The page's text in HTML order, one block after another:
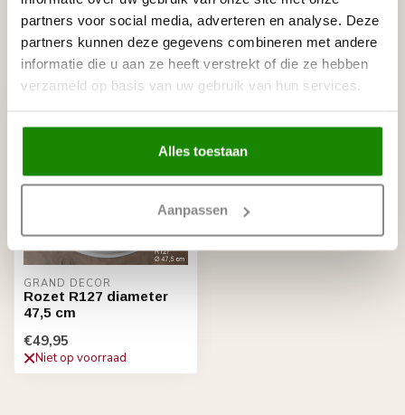
partners voor social media, adverteren en analyse. Deze
partners kunnen deze gegevens combineren met andere
informatie die u aan ze heeft verstrekt of die ze hebben
verzameld op basis van uw gebruik van hun services.
Alles toestaan
Aanpassen
Recent bekeken
GRAND DECOR
Rozet R127 diameter
47,5 cm
€49,95
Niet op voorraad